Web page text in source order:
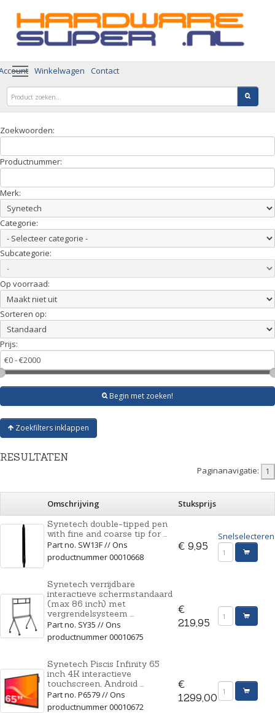
Winkelwagen Contact
Zoekwoorden:
Productnummer:
Merk:
Categorie:
Subcategorie:
Op voorraad:
Sorteren op:
Prijs:
Begin met zoeken!
Zoekfilters inklappen
RESULTATEN
Paginanavigatie:
Omschrijving
Stuksprijs
Synetech double-tipped pen
with fine and coarse tip for ...
Part no. SW13F // Ons
productnummer 00010668
€ 9,95
Snelselecteren
Synetech verrijdbare
interactieve schermstandaard
(max 86 inch) met
vergrendelsysteem ...
Part no. SY35 // Ons
productnummer 00010675
€
219,95
Synetech Piscis Infinity 65
inch 4K interactieve
touchscreen, Android ...
Part no. P6579 // Ons
productnummer 00010672
€
1299,00